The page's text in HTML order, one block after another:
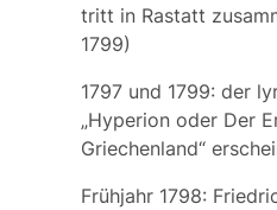
tritt in Rastatt
1799)
1797 und 1799: der
„Hyperion oder Der
Griechenland“
Frühjahr 1798: